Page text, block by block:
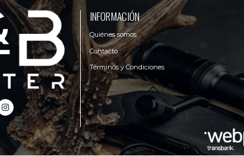
INFORMACIÓN
Quiénes somos
Contacto
Términos y Condiciones